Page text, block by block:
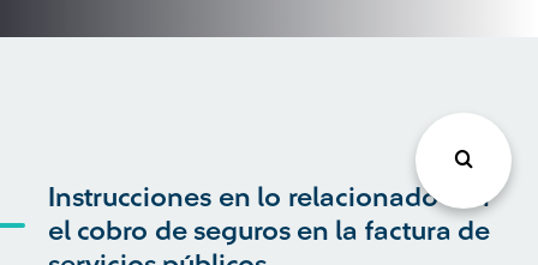
Instrucciones en lo relacionado con
el cobro de seguros en la factura de